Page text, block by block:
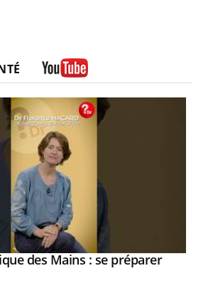
des Mains : se préparer